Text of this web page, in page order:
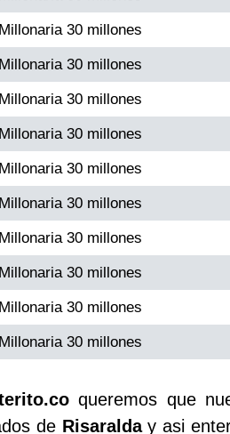
30 millones
30 millones
30 millones
30 millones
30 millones
30 millones
30 millones
30 millones
30 millones
30 millones
queremos que
de Risaralday asi